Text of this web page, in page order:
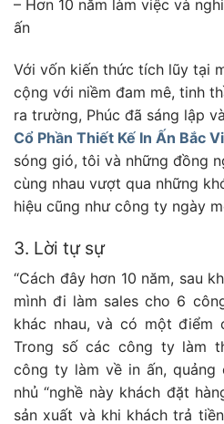
– Hơn 10 năm làm việc và
ấn
Với vốn kiến thức tích lũy tại
cộng với niềm đam mê, tinh
ra trường, Phúc đã sáng lập
Cổ Phần Thiết Kế In Ấn Bắc
sóng gió, tôi và những đồng
cùng nhau vượt qua những
hiệu cũng như công ty ngày
3. Lời tự sự
“Cách đây hơn 10 năm, sau
mình đi làm sales cho 6
khác nhau, và có một điểm
Trong số các công ty làm
công ty làm về in ấn,
nhủ “nghề này khách đặt
sản xuất và khi khách trả